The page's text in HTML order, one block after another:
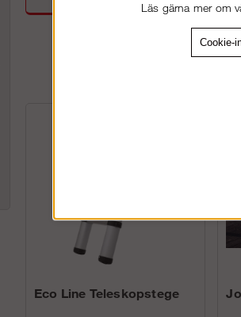
Eco Line Teleskopstege
Läs gärna mer om
Cookie-
VÄNLIGEN